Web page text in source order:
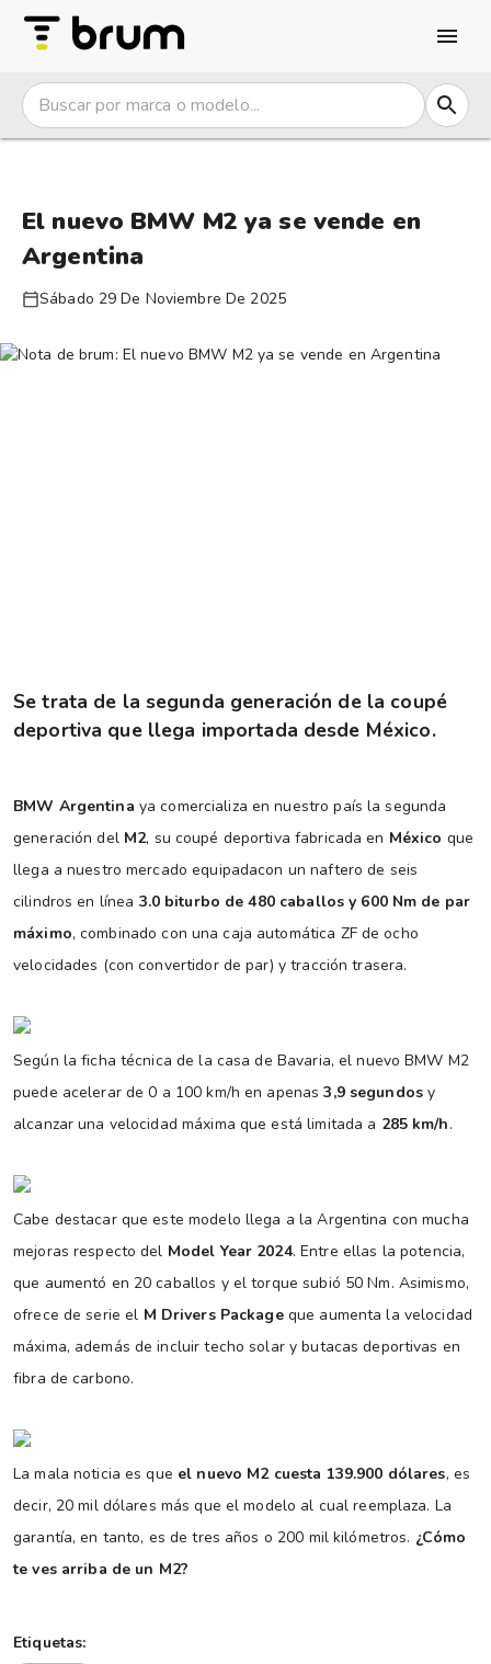
El nuevo BMW M2 ya se vende en
Argentina
Sábado 29 De Noviembre De 2025
Se trata de la segunda generación de la coupé
deportiva que llega importada desde México.
BMW Argentina ya comercializa en nuestro país la segunda
generación del M2, su coupé deportiva fabricada en México que
llega a nuestro mercado equipadacon un naftero de seis
cilindros en línea 3.0 biturbo de 480 caballos y 600 Nm de par
máximo, combinado con una caja automática ZF de ocho
velocidades (con convertidor de par) y tracción trasera.
Según la ficha técnica de la casa de Bavaria, el nuevo BMW M2
puede acelerar de 0 a 100 km/h en apenas3,9 segundosy
alcanzar una velocidad máxima que está limitada a 285 km/h.
Cabe destacar que este modelo llega a la Argentina con mucha
mejoras respecto del Model Year 2024. Entre ellas la potencia,
que aumentó en 20 caballos y el torque subió 50 Nm. Asimismo,
ofrece de serie el M Drivers Packageque aumenta la velocidad
máxima, además de incluir techo solar y butacas deportivas en
fibra de carbono.
La mala noticia es que el nuevo M2 cuesta 139.900 dólares, es
decir, 20 mil dólares más que el modelo al cual reemplaza. La
garantía, en tanto, es de tres años o 200 mil kilómetros. ¿Cómo
te ves arriba de un M2?
Etiquetas: